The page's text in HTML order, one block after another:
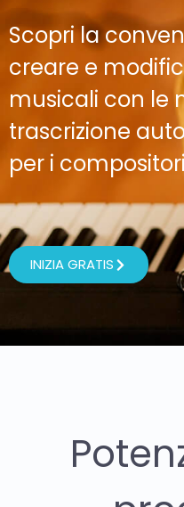
Scopri la
creare e
musicali con le
trascrizione
per i
INIZIA GRATIS